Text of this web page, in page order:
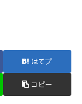
はてブ
コピー